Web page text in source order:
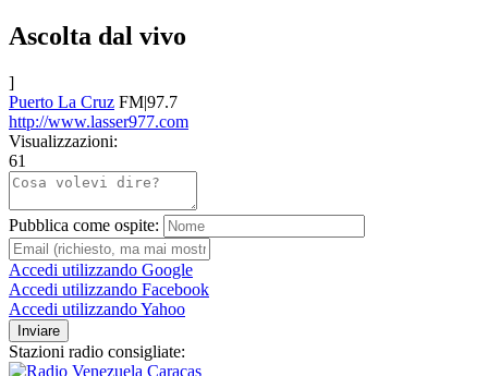
Ascolta dal vivo
]
Puerto La Cruz FM|97.7
http://www.lasser977.com
Visualizzazioni:
61
Pubblica come ospite:
Accedi utilizzando Google
Accedi utilizzando Facebook
Accedi utilizzando Yahoo
Inviare
Stazioni radio consigliate: